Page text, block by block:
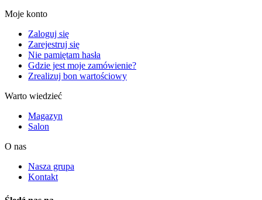
Moje konto
Zaloguj się
Zarejestruj się
Nie pamiętam hasła
Gdzie jest moje zamówienie?
Zrealizuj bon wartościowy
Warto wiedzieć
Magazyn
Salon
O nas
Nasza grupa
Kontakt